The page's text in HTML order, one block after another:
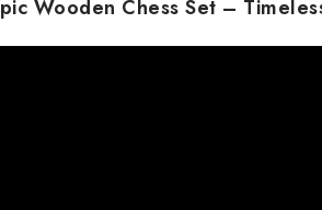
Wooden Chess Set –